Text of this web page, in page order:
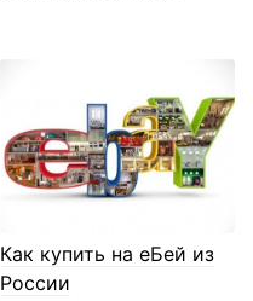
Как купить на еБей из
России